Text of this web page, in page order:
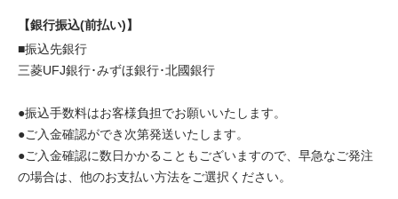
【銀行振込(前払い)】
■振込先銀行
三菱UFJ銀行･みずほ銀行･北國銀行
●振込手数料はお客様負担でお願いいたします。
●ご入金確認ができ次第発送いたします。
●ご入金確認に数日かかることもございますので、早急なご発注
の場合は、他のお支払い方法をご選択ください。